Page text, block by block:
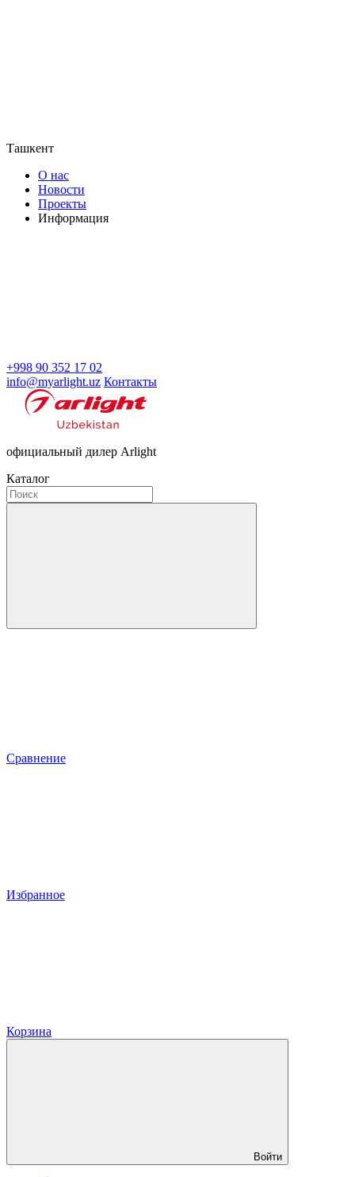
Ташкент
О нас
Новости
Проекты
Информация
+998 90 352 17 02
info@myarlight.uz Контакты
официальный дилер Arlight
Каталог
Сравнение
Избранное
Корзина
Войти